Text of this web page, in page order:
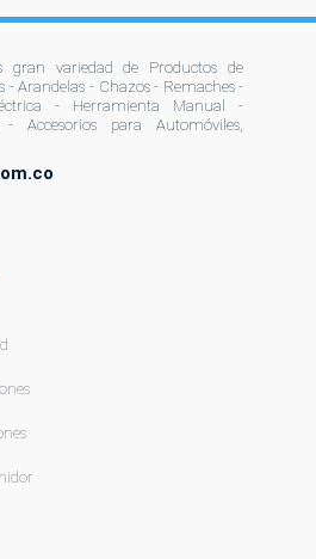
gran variedad de Productos de
- Arandelas - Chazos - Remaches -
- Herramienta Manual -
Accesorios para Automóviles,